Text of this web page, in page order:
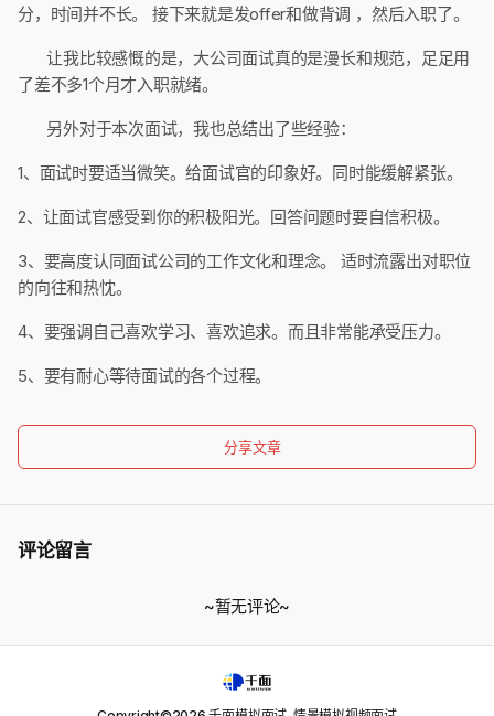
分，时间并不长。 接下来就是发offer和做背调 ，然后入职了。
让我比较感慨的是，大公司面试真的是漫长和规范，足足用
了差不多1个月才入职就绪。
另外对于本次面试，我也总结出了些经验：
1、面试时要适当微笑。给面试官的印象好。同时能缓解紧张。
2、让面试官感受到你的积极阳光。回答问题时要自信积极。
3、要高度认同面试公司的工作文化和理念。 适时流露出对职位
的向往和热忱。
4、要强调自己喜欢学习、喜欢追求。而且非常能承受压力。
5、要有耐心等待面试的各个过程。
分享文章
评论留言
~暂无评论~